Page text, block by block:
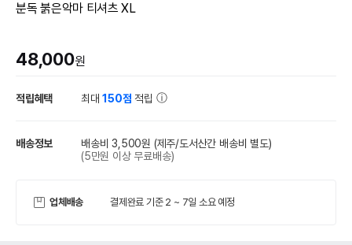
분독 붉은악마 티셔츠 XL
48,000원
적립혜택 최대150점 적립
배송정보 배송비 3,500원 (제주/도서산간 배송비 별도)
(5만원 이상 무료배송)
업체배송 결제완료 기준 2 ~ 7일 소요 예정